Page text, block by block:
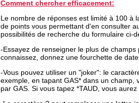
Comment chercher efficacement:
Le nombre de réponses est limité à 100 à
de points vous permettant d'en consulter
possibilités de recherche du formulaire ci-
-Essayez de renseigner le plus de
connaissez, donnez une fourchette de
-Vous pouvez utiliser un "joker": le
exemple, en tapant GAS* dans un
par GAS. Si vous tapez *TAUD, vous